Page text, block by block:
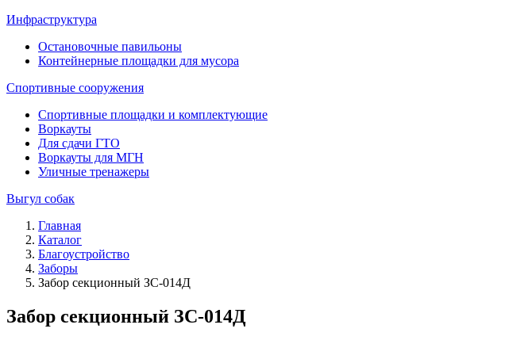
Инфраструктура
Остановочные павильоны
Контейнерные площадки для мусора
Спортивные сооружения
Спортивные площадки и комплектующие
Воркауты
Для сдачи ГТО
Воркауты для МГН
Уличные тренажеры
Выгул собак
Главная
Каталог
Благоустройство
Заборы
Забор секционный ЗС-014Д
Забор секционный ЗС-014Д